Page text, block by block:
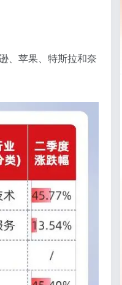
、苹果、特斯拉和奈